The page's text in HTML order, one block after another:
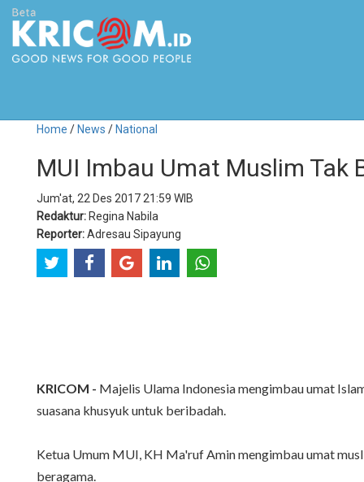
Home / News / National
MUI Imbau Umat Muslim Tak
Jum'at, 22 Des 2017 21:59 WIB
Redaktur: Regina Nabila
Reporter:Adresau Sipayung
KRICOM - Majelis Ulama Indonesia mengimbau umat
suasana khusyuk untuk beribadah.
Ketua Umum MUI, KH Ma'ruf Amin mengimbau umat
beragama.